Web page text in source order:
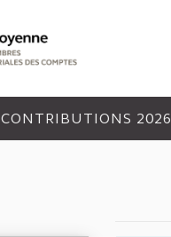
CONTRIBUTIONS 2026